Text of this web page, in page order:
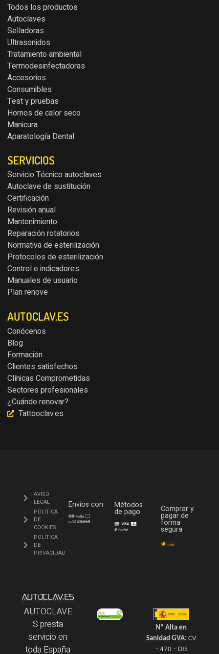
Todos los productos
Autoclaves
Selladoras
Ultrasonidos
Tratamiento ambiental
Termodesinfectadoras
Accesorios
Consumibles
Test y pruebas
Hornos de calor seco
Manicura
Aparatología Dental
SERVICIOS
Servicio Técnico autoclaves
Autoclave de sustitución
Certificación
Revisión anual
Mantenimiento
Reparación rotatorios
Normativa de esterilización
Protocolos de esterilización
Control e indicadores
Manuales de usuario
Plan renove
AUTOCLAV.ES
Conócenos
Blog
Formación
Clientes satisfechos
Clínicas Comprometidas
Sectores profesionales
¿Cuándo renovar?
Tattooclav.es
AVISO
LEGAL
POLÍTICA
DE
COOKIES
POLÍTICA
DE
PRIVACIDAD
Envíos con Métodos
de pago Comprar y
pagar de
forma
segura
AUTOCLAV.E
S presta
servicio en
toda España
Nº Alta en
Sanidad GVA: CV
– 470 – DIS